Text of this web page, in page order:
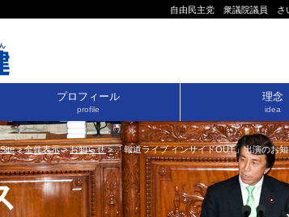
自由民主党 衆議院議員 さ
プロフィール
profile
理念
idea
>全件表示>お知らせ>「報道ライブ インサイドOUT」出演のお